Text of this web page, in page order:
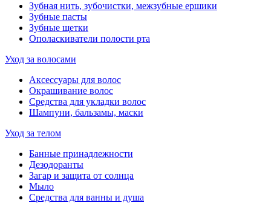
Зубная нить, зубочистки, межзубные ершики
Зубные пасты
Зубные щетки
Ополаскиватели полости рта
Уход за волосами
Аксессуары для волос
Окрашивание волос
Средства для укладки волос
Шампуни, бальзамы, маски
Уход за телом
Банные принадлежности
Дезодоранты
Загар и защита от солнца
Мыло
Средства для ванны и душа